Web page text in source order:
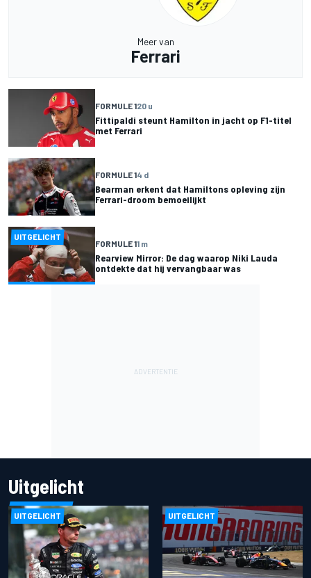
Meer van
Ferrari
FORMULE 120 u
Fittipaldi steunt Hamilton in jacht op F1-titel
met Ferrari
FORMULE 14 d
Bearman erkent dat Hamiltons opleving zijn
Ferrari-droom bemoeilijkt
UITGELICHT
FORMULE 11 m
Rearview Mirror: De dag waarop Niki Lauda
ontdekte dat hij vervangbaar was
Uitgelicht
UITGELICHT UITGELICHT